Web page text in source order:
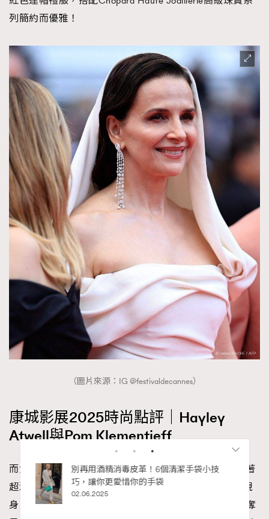
列簡約而優雅！
（圖片來源：IG @festivaldecannes）
康城影展2025時尚點評｜Hayley
Atwell與Pom Klementieff
而女演員Hayley Atwell則穿上紅色低胸禮服，與另一身著
超深V領晚禮服的法韓混血兒女星Pom Klementieff一同現
身。兩人更不約而同佩戴Chopard 珠寶綻放光芒，璀璨奪